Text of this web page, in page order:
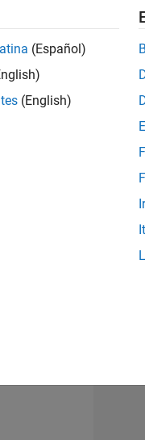
(Español)
(English)